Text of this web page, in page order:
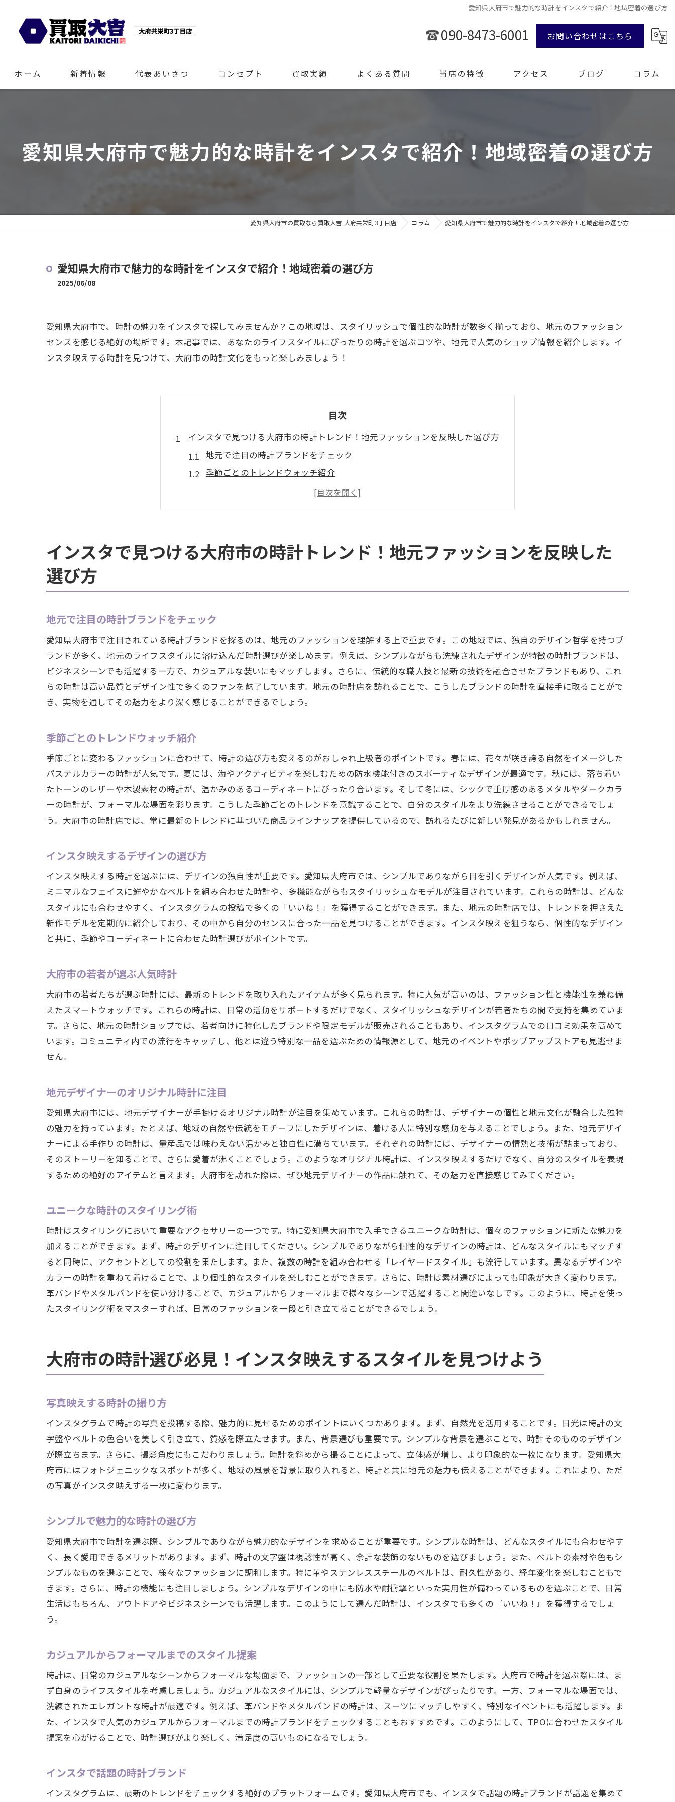
愛知県大府市で魅力的な時計をインスタで紹介！地域密着の選び方
090-8473-6001 お問い合わせはこちら
ホーム 新着情報 代表あいさつ コンセプト 買取実績 よくある質問 当店の特徴
腕時計
アクセス ブログ コラム
愛知県大府市で魅力的な時計をインスタで紹介！地域密着の選び方
愛知県大府市の買取なら買取大吉 大府共栄町3丁目店 コラム 愛知県大府市で魅力的な時計をインスタで紹介！地域密着の選び方
愛知県大府市で魅力的な時計をインスタで紹介！地域密着の選び方
2025/06/08
愛知県大府市で、時計の魅力をインスタで探してみませんか？この地域は、スタイリッシュで個性的な時計が数多く揃っており、地元のファッション
センスを感じる絶好の場所です。本記事では、あなたのライフスタイルにぴったりの時計を選ぶコツや、地元で人気のショップ情報を紹介します。イ
ンスタ映えする時計を見つけて、大府市の時計文化をもっと楽しみましょう！
目次
インスタで見つける大府市の時計トレンド！地元ファッションを反映した選び方
地元で注目の時計ブランドをチェック
季節ごとのトレンドウォッチ紹介
インスタ映えするデザインの選び方
大府市の若者が選ぶ人気時計
ユニークな時計のスタイリング術
大府市の時計選び必見！インスタ映えするスタイルを見つけよう
シンプルで魅力的な時計の選び方
カジュアルからフォーマルまでのスタイル提案
時計とファッションの完璧なコーディネート
大府市で見つけたヴィンテージ時計の魅力
地元の魅力を引き出す時計選び大府市でのインスタ活用法
地域限定モデルの探し方
地元の魅力を発信するインスタ投稿術
新旧の時計デザインを楽しむ方法
インスタでつながる時計愛好家コミュニティ
大府市とインスタで楽しむ時計文化！個性を際立たせる選び方
自分だけの一品を見つける方法
時計選びで個性を表現するコツ
インスタで注目の時計コレクション
地元文化を反映した特別な時計
時計を通じて大府市の歴史を感じる
インスタで巡る大府市の時計ショップ地元の魅力を発見！
インスタグラムで話題のショップイベント
時計修理とカスタムのおすすめ店
地元の時計ショップでのショッピング体験
インスタで見つける次世代の時計デザイン
他とは違う時計の選び方
フォロワーの意見を取り入れた選び方
地元発信の最新トレンドウォッチ
時計選びに役立つインスタハッシュタグ
インスタでシェアしたくなる大府市の時計選び秘訣
地元の時計ブランドの魅力を発信
インスタで人気の時計レビュー方法
大府市の時計をシェアする際の注意点
お気に入りの時計をシェアする理由
大府市の時計文化をインスタで探る！スタイリッシュな選び方
大府市の時計ブランドの歴史を学ぶ
時計選びでスタイリッシュな印象を作る
地元のイベントで見つけた時計の魅力
インスタで見つける大府市の時計トレンド！地元ファッションを反映した
選び方
地元で注目の時計ブランドをチェック
愛知県大府市で注目されている時計ブランドを探るのは、地元のファッションを理解する上で重要です。この地域では、独自のデザイン哲学を持つブ
ランドが多く、地元のライフスタイルに溶け込んだ時計選びが楽しめます。例えば、シンプルながらも洗練されたデザインが特徴の時計ブランドは、
ビジネスシーンでも活躍する一方で、カジュアルな装いにもマッチします。さらに、伝統的な職人技と最新の技術を融合させたブランドもあり、これ
らの時計は高い品質とデザイン性で多くのファンを魅了しています。地元の時計店を訪れることで、こうしたブランドの時計を直接手に取ることがで
き、実物を通してその魅力をより深く感じることができるでしょう。
季節ごとのトレンドウォッチ紹介
季節ごとに変わるファッションに合わせて、時計の選び方も変えるのがおしゃれ上級者のポイントです。春には、花々が咲き誇る自然をイメージした
パステルカラーの時計が人気です。夏には、海やアクティビティを楽しむための防水機能付きのスポーティなデザインが最適です。秋には、落ち着い
たトーンのレザーや木製素材の時計が、温かみのあるコーディネートにぴったり合います。そして冬には、シックで重厚感のあるメタルやダークカラ
ーの時計が、フォーマルな場面を彩ります。こうした季節ごとのトレンドを意識することで、自分のスタイルをより洗練させることができるでしょ
う。大府市の時計店では、常に最新のトレンドに基づいた商品ラインナップを提供しているので、訪れるたびに新しい発見があるかもしれません。
インスタ映えするデザインの選び方
インスタ映えする時計を選ぶには、デザインの独自性が重要です。愛知県大府市では、シンプルでありながら目を引くデザインが人気です。例えば、
ミニマルなフェイスに鮮やかなベルトを組み合わせた時計や、多機能ながらもスタイリッシュなモデルが注目されています。これらの時計は、どんな
スタイルにも合わせやすく、インスタグラムの投稿で多くの「いいね！」を獲得することができます。また、地元の時計店では、トレンドを押さえた
新作モデルを定期的に紹介しており、その中から自分のセンスに合った一品を見つけることができます。インスタ映えを狙うなら、個性的なデザイン
と共に、季節やコーディネートに合わせた時計選びがポイントです。
大府市の若者が選ぶ人気時計
大府市の若者たちが選ぶ時計には、最新のトレンドを取り入れたアイテムが多く見られます。特に人気が高いのは、ファッション性と機能性を兼ね備
えたスマートウォッチです。これらの時計は、日常の活動をサポートするだけでなく、スタイリッシュなデザインが若者たちの間で支持を集めていま
す。さらに、地元の時計ショップでは、若者向けに特化したブランドや限定モデルが販売されることもあり、インスタグラムでの口コミ効果を高めて
います。コミュニティ内での流行をキャッチし、他とは違う特別な一品を選ぶための情報源として、地元のイベントやポップアップストアも見逃せま
せん。
地元デザイナーのオリジナル時計に注目
愛知県大府市には、地元デザイナーが手掛けるオリジナル時計が注目を集めています。これらの時計は、デザイナーの個性と地元文化が融合した独特
の魅力を持っています。たとえば、地域の自然や伝統をモチーフにしたデザインは、着ける人に特別な感動を与えることでしょう。また、地元デザイ
ナーによる手作りの時計は、量産品では味わえない温かみと独自性に満ちています。それぞれの時計には、デザイナーの情熱と技術が詰まっており、
そのストーリーを知ることで、さらに愛着が沸くことでしょう。このようなオリジナル時計は、インスタ映えするだけでなく、自分のスタイルを表現
するための絶好のアイテムと言えます。大府市を訪れた際は、ぜひ地元デザイナーの作品に触れて、その魅力を直接感じてみてください。
ユニークな時計のスタイリング術
時計はスタイリングにおいて重要なアクセサリーの一つです。特に愛知県大府市で入手できるユニークな時計は、個々のファッションに新たな魅力を
加えることができます。まず、時計のデザインに注目してください。シンプルでありながら個性的なデザインの時計は、どんなスタイルにもマッチす
ると同時に、アクセントとしての役割を果たします。また、複数の時計を組み合わせる「レイヤードスタイル」も流行しています。異なるデザインや
カラーの時計を重ねて着けることで、より個性的なスタイルを楽しむことができます。さらに、時計は素材選びによっても印象が大きく変わります。
革バンドやメタルバンドを使い分けることで、カジュアルからフォーマルまで様々なシーンで活躍すること間違いなしです。このように、時計を使っ
たスタイリング術をマスターすれば、日常のファッションを一段と引き立てることができるでしょう。
大府市の時計選び必見！インスタ映えするスタイルを見つけよう
写真映えする時計の撮り方
インスタグラムで時計の写真を投稿する際、魅力的に見せるためのポイントはいくつかあります。まず、自然光を活用することです。日光は時計の文
字盤やベルトの色合いを美しく引き立て、質感を際立たせます。また、背景選びも重要です。シンプルな背景を選ぶことで、時計そのもののデザイン
が際立ちます。さらに、撮影角度にもこだわりましょう。時計を斜めから撮ることによって、立体感が増し、より印象的な一枚になります。愛知県大
府市にはフォトジェニックなスポットが多く、地域の風景を背景に取り入れると、時計と共に地元の魅力も伝えることができます。これにより、ただ
の写真がインスタ映えする一枚に変わります。
シンプルで魅力的な時計の選び方
愛知県大府市で時計を選ぶ際、シンプルでありながら魅力的なデザインを求めることが重要です。シンプルな時計は、どんなスタイルにも合わせやす
く、長く愛用できるメリットがあります。まず、時計の文字盤は視認性が高く、余計な装飾のないものを選びましょう。また、ベルトの素材や色もシ
ンプルなものを選ぶことで、様々なファッションに調和します。特に革やステンレススチールのベルトは、耐久性があり、経年変化を楽しむこともで
きます。さらに、時計の機能にも注目しましょう。シンプルなデザインの中にも防水や耐衝撃といった実用性が備わっているものを選ぶことで、日常
生活はもちろん、アウトドアやビジネスシーンでも活躍します。このようにして選んだ時計は、インスタでも多くの『いいね！』を獲得するでしょ
う。
カジュアルからフォーマルまでのスタイル提案
時計は、日常のカジュアルなシーンからフォーマルな場面まで、ファッションの一部として重要な役割を果たします。大府市で時計を選ぶ際には、ま
ず自身のライフスタイルを考慮しましょう。カジュアルなスタイルには、シンプルで軽量なデザインがぴったりです。一方、フォーマルな場面では、
洗練されたエレガントな時計が最適です。例えば、革バンドやメタルバンドの時計は、スーツにマッチしやすく、特別なイベントにも活躍します。ま
た、インスタで人気のカジュアルからフォーマルまでの時計ブランドをチェックすることもおすすめです。このようにして、TPOに合わせたスタイル
提案を心がけることで、時計選びがより楽しく、満足度の高いものになるでしょう。
インスタで話題の時計ブランド
インスタグラムは、最新のトレンドをチェックする絶好のプラットフォームです。愛知県大府市でも、インスタで話題の時計ブランドが話題を集めて